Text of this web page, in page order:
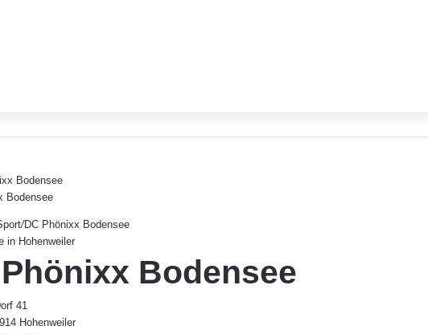
Bodensee
/DC Phönixx Bodensee
in Hohenweiler
Bodensee
41
Hohenweiler